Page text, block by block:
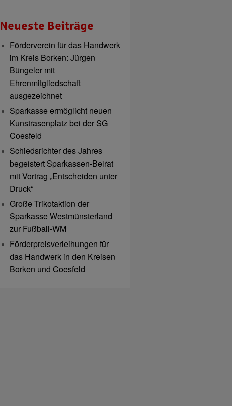
Neueste Beiträge
Förderverein für das Handwerk
im Kreis Borken: Jürgen
Büngeler mit
Ehrenmitgliedschaft
ausgezeichnet
Sparkasse ermöglicht neuen
Kunstrasenplatz bei der SG
Coesfeld
Schiedsrichter des Jahres
begeistert Sparkassen-Beirat
mit Vortrag „Entscheiden unter
Druck“
Große Trikotaktion der
Sparkasse Westmünsterland
zur Fußball-WM
Förderpreisverleihungen für
das Handwerk in den Kreisen
Borken und Coesfeld